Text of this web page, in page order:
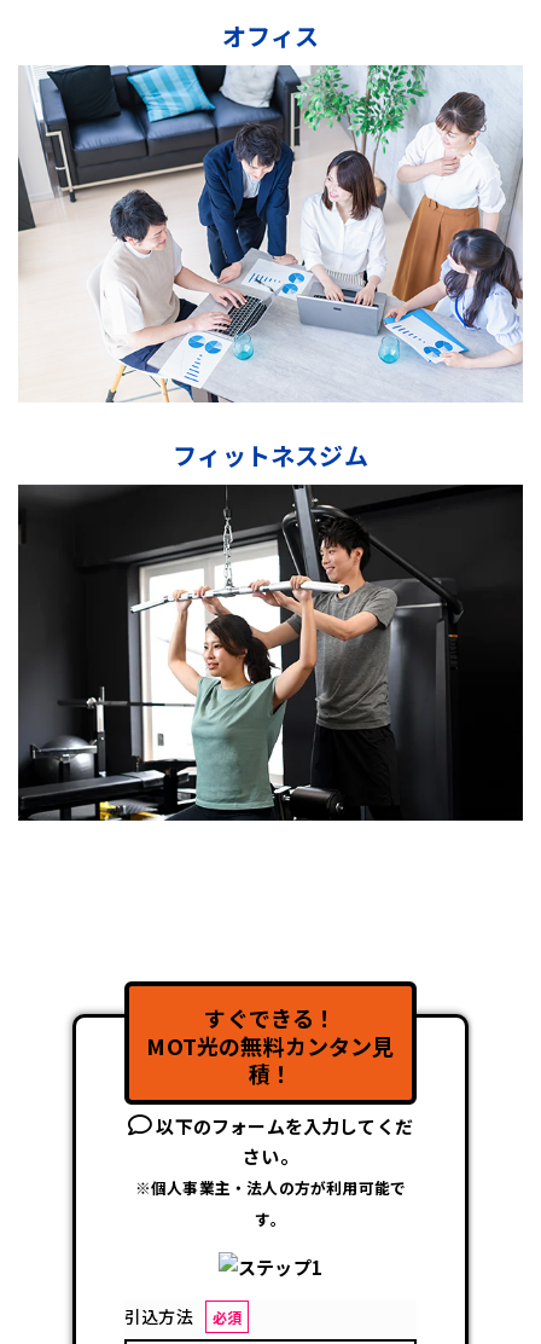
オフィス
フィットネスジム
すぐできる！
MOT光の無料カンタン見
積！
以下のフォームを入力してくだ
さい。
※個人事業主・法人の方が利用可能で
す。
引込方法 必須